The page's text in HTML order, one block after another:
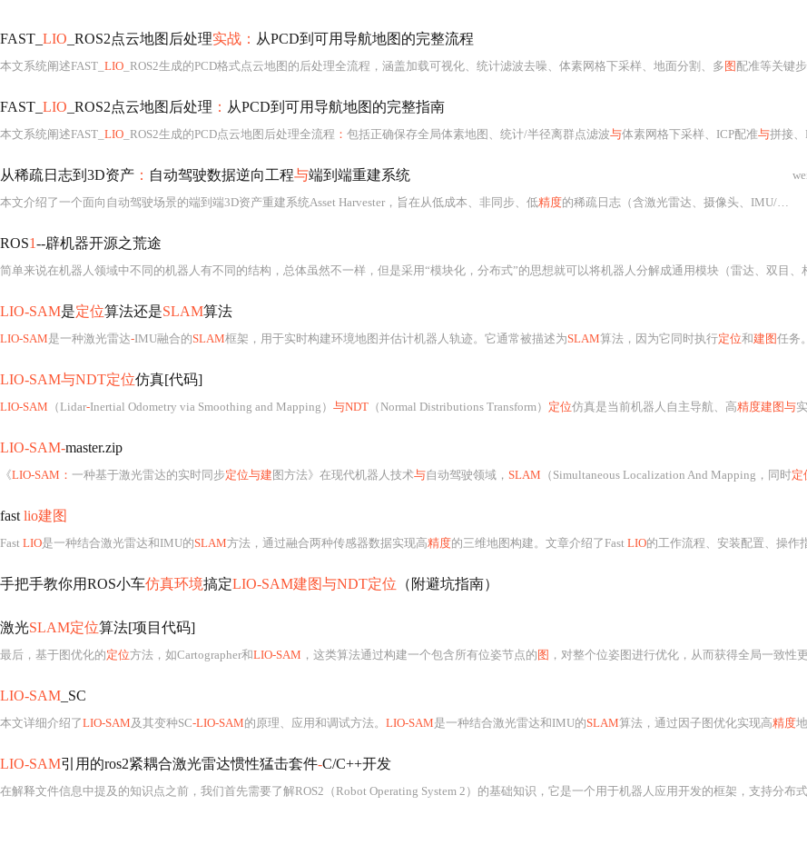
FAST_ LIO _ROS2点云地图后处理实战： 从PCD到可用导航地图的完整流程
本文系统阐述FAST_ LIO _ROS2生成的PCD格式点云地图的后处理全流程，涵盖加载可视化、统计滤波去噪、体素网格下采样、地面分割、多 图配准等关键步骤，并详解其向ROS2导航栈OccupancyGrid的转
FAST_ LIO _ROS2点云地图后处理 ： 从PCD到可用导航地图的完整指南
本文系统阐述FAST_ LIO _ROS2生成的PCD点云地图后处理全流程 ： 包括正确保存全局体素地图、统计/半径离群点滤波与体素网格下采样、ICP配准与拼接、PCD转PLY/VTK及八叉树压缩，并详解其在ROS2中通过
从稀疏日志到3D资产 ： 自动驾驶数据逆向工程与端到端重建系统
本文介绍了一个面向自动驾驶场景的端到端3D资产重建系统Asset Harvester，旨在从低成本、非同步、低精度的稀疏日志（含激光雷达、摄像头、IMU/GPS）中逆向生成高保真、带语义的静态3D环境模型。系统核心包括多源日志解析、
ROS1--辟机器开源之荒途
LIO-SAM是定位算法还是SLAM算法
LIO-SAM是一种激光雷达-IMU融合的SLAM框架，用于实时构建环境地图并估计机器人轨迹。它通常被描述为SLAM算法，因为它同时执行定位和建图任务。尽管
LIO-SAM与NDT定位仿真[代码]
LIO-SAM （Lidar-Inertial Odometry via Smoothing and Mapping） 与NDT （Normal Distributions Transform） 定位仿真是当前机器人自主导航、高精度建图与
LIO-SAM-master.zip
《LIO-SAM： 一种基于激光雷达的实时同步定位与建 图方法》在现代机器人技术与自动驾驶领域， SLAM （Simultaneous Localization And Mapping，同时定
fast lio建图
Fast LIO是一种结合激光雷达和IMU的SLAM方法，通过融合两种传感器数据实现高精度的三维地图构建。文章介绍了Fast LIO的工作流程、安装配置、操作指南
手把手教你用ROS小车仿真环境搞定LIO-SAM建图与NDT定位 （附避坑指南）
激光SLAM定位算法[项目代码]
最后，基于图优化的定位方法，如Cartographer和LIO-SAM ，这类算法通过构建一个包含所有位姿节点的 图 ，对整个位姿图进行优化，从而获得全局一致性更高
LIO-SAM _SC
本文详细介绍了LIO-SAM及其变种SC-LIO-SAM的原理、应用和调试方法。 LIO-SAM是一种结合激光雷达和IMU的SLAM算法，通过因子图优化实现高精度
LIO-SAM引用的ros2紧耦合激光雷达惯性猛击套件-C/C++开发